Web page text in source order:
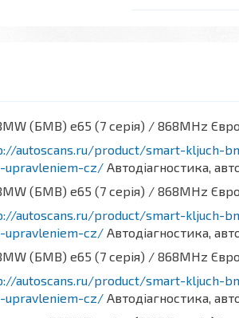
(БМВ) e65 (7 серія) / 868MHz
autoscans.ru/product/smart-kljuch-
upravleniem-cz/ Автодіагностика,
(БМВ) e65 (7 серія) / 868MHz
autoscans.ru/product/smart-kljuch-
upravleniem-cz/ Автодіагностика,
(БМВ) e65 (7 серія) / 868MHz
autoscans.ru/product/smart-kljuch-
upravleniem-cz/ Автодіагностика,